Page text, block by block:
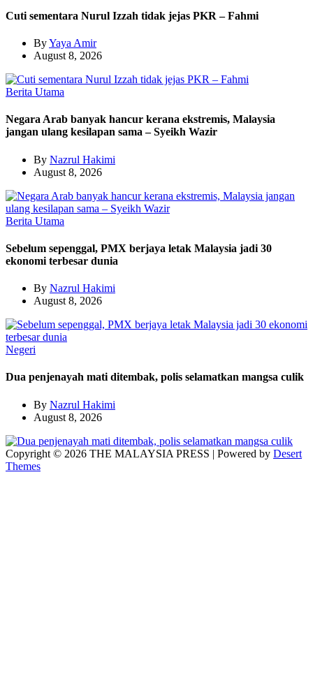
Cuti sementara Nurul Izzah tidak jejas PKR – Fahmi
ByYaya Amir
August 8, 2026
Berita Utama
Negara Arab banyak hancur kerana ekstremis, Malaysia
jangan ulang kesilapan sama – Syeikh Wazir
By Nazrul Hakimi
August 8, 2026
Berita Utama
Sebelum sepenggal, PMX berjaya letak Malaysia jadi 30
ekonomi terbesar dunia
By Nazrul Hakimi
August 8, 2026
Negeri
Dua penjenayah mati ditembak, polis selamatkan mangsa culik
By Nazrul Hakimi
August 8, 2026
Copyright © 2026 THE MALAYSIA PRESS | Powered by Desert
Themes